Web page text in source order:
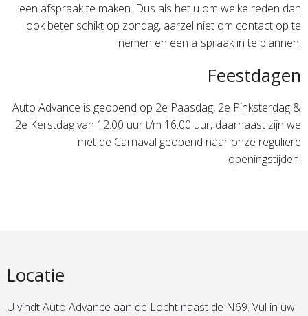
een afspraak te maken. Dus als het u om welke reden dan
ook beter schikt op zondag, aarzel niet om contact op te
nemen en een afspraak in te plannen!
Feestdagen
Auto Advance is geopend op 2e Paasdag, 2e Pinksterdag &
2e Kerstdag van 12.00 uur t/m 16.00 uur, daarnaast zijn we
met de Carnaval geopend naar onze reguliere
openingstijden.
Locatie
U vindt Auto Advance aan de Locht naast de N69. Vul in uw